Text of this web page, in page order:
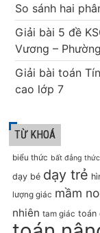
So sánh hai
Giải bài 5 đề
Vương –
Giải bài toán
cao lớp 7
TỪ KHOÁ
biểu thức bất đẳng thức
dạy bé dạy trẻ
lượng giác mầm
nhiên tam giác toán